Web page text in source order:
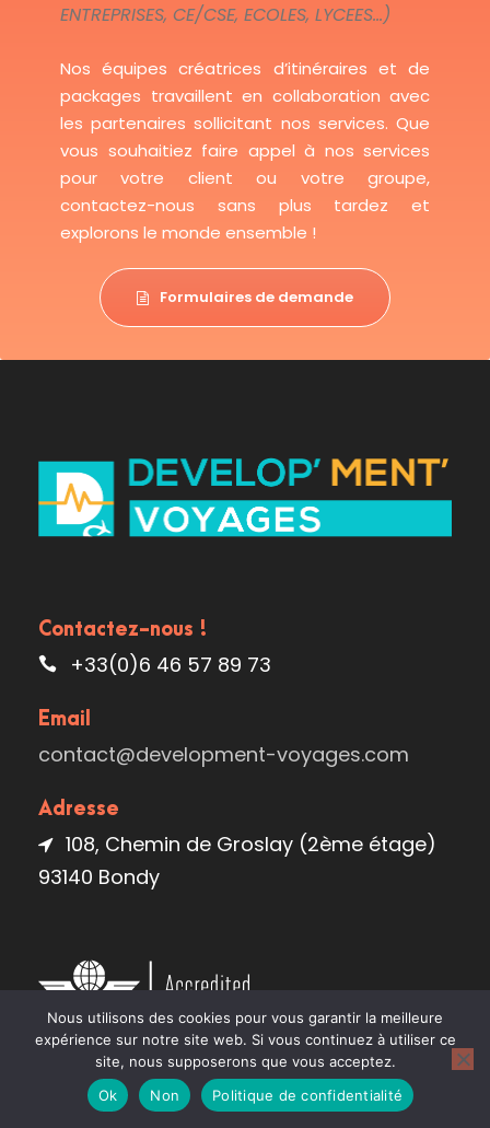
ENTREPRISES, CE/CSE, ECOLES, LYCEES...)
Nos équipes créatrices d’itinéraires et de
packages travaillent en collaboration avec
les partenaires sollicitant nos services. Que
vous souhaitiez faire appel à nos services
pour votre client ou votre groupe,
contactez-nous sans plus tardez et
explorons le monde ensemble !
Formulaires de demande
Contactez-nous !
+33(0)6 46 57 89 73
Email
contact@development-voyages.com
Adresse
108, Chemin de Groslay (2ème étage)
93140 Bondy
Informations importantes
Nous utilisons des cookies pour vous garantir la meilleure
expérience sur notre site web. Si vous continuez à utiliser ce
site, nous supposerons que vous acceptez.
Ok
Non Politique de confidentialité